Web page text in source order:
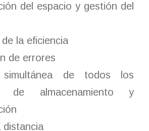
del espacio y gestión del
la eficiencia
de errores
simultánea de todos los
de almacenamiento y
distancia